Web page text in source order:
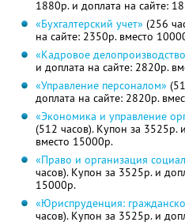
1880р. и доплата на сайте:
«Бухгалтерский учет» (256
на сайте: 2350р. вместо
«Кадровое
и доплата на сайте: 2820р.
«Управление персоналом»
доплата на сайте: 2820р.
«Экономика и управление
(512 часов). Купон за 3525р.
вместо 15000р.
«Право и организация
часов). Купон за 3525р. и
15000р.
«Юриспруденция:
часов). Купон за 3525р. и